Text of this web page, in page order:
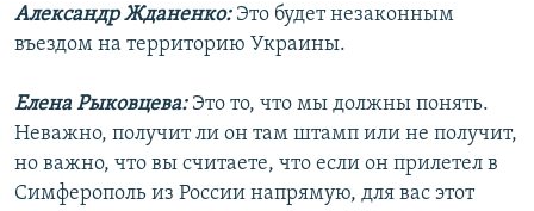
Александр Жданенко: Это будет незаконным
въездом на территорию Украины.
Елена Рыковцева:Это то, что мы должны понять.
Неважно, получит ли он там штамп или не получит,
но важно, что вы считаете, что если он прилетел в
Симферополь из России напрямую, для вас этот